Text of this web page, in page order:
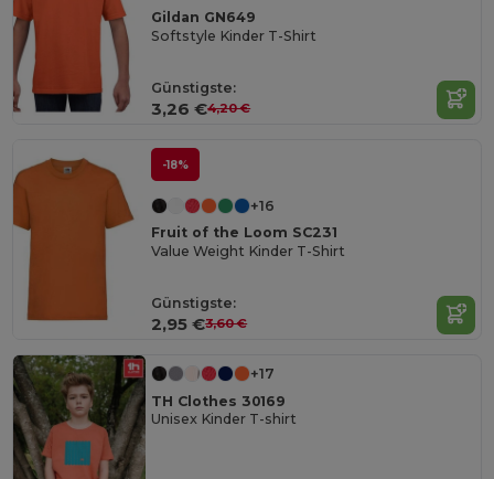
Gildan GN649
Softstyle Kinder T-Shirt
Günstigste:
3,26 €4,20 €
-18%
+16
Fruit of the Loom SC231
Value Weight Kinder T-Shirt
Günstigste:
2,95 €3,60 €
+17
TH Clothes 30169
Unisex Kinder T-shirt